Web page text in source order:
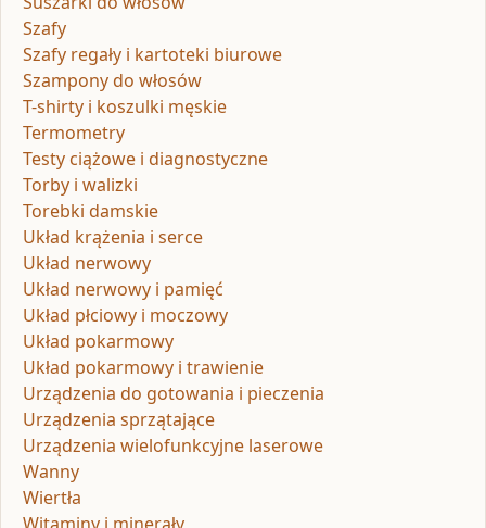
Szafy
Szafy regały i kartoteki biurowe
Szampony do włosów
T-shirty i koszulki męskie
Termometry
Testy ciążowe i diagnostyczne
Torby i walizki
Torebki damskie
Układ krążenia i serce
Układ nerwowy
Układ nerwowy i pamięć
Układ płciowy i moczowy
Układ pokarmowy
Układ pokarmowy i trawienie
Urządzenia do gotowania i pieczenia
Urządzenia sprzątające
Urządzenia wielofunkcyjne laserowe
Wanny
Wiertła